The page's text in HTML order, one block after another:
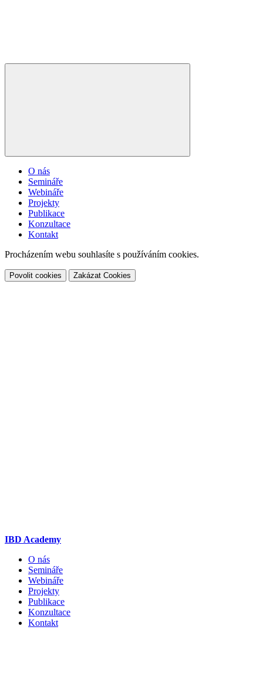
O nás
Semináře
Webináře
Projekty
Publikace
Konzultace
Kontakt
Procházením webu souhlasíte s používáním cookies.
Povolit cookies Zakázat Cookies
IBD Academy
O nás
Semináře
Webináře
Projekty
Publikace
Konzultace
Kontakt